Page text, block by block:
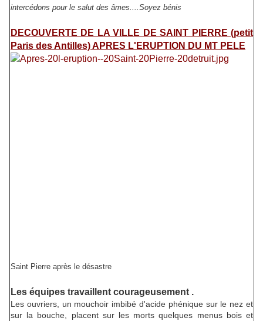
intercédons pour le salut des âmes....Soyez bénis
DECOUVERTE DE LA VILLE DE SAINT PIERRE (petit
Paris des Antilles) APRES L'ERUPTION DU MT PELE
Saint Pierre après le désastre
Les équipes travaillent courageusement .
Les ouvriers, un mouchoir imbibé d'acide phénique sur le nez et
sur la bouche, placent sur les morts quelques menus bois et